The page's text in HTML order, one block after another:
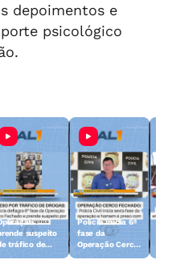
depoimentos e
psicológico
suspeito
tráfico de
Polícia inicia 6ª
fase da
Operação Cerco